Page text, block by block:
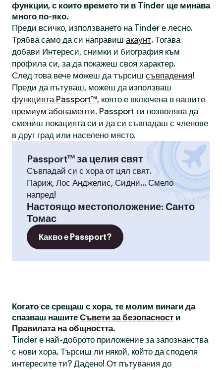
функции, с които времето ти в Tinder ще минава
много по-яко.
Преди всичко, използването на Tinder е лесно.
Трябва само да си направиш акаунт. Тогава
добави Интереси, снимки и биография към
профила си, за да покажеш своя характер.
След това вече можеш да търсиш съвпадения!
Преди да пътуваш, можеш да използваш
функцията Passport™, която е включена в нашите
премиум абонаменти. Passport ти позволява да
смениш локацията си и да си съвпадаш с членове
в друг град или населено място.
Passport™ за целия свят
Съвпадай си с хора от цял свят.
Париж, Лос Анджелис, Сидни... Смело
напред!
Настоящо местоположение: Санто
Томас
Какво е Passport?
Когато се срещаш с хора, те молим винаги да
спазваш нашите Съвети за безопасност и
Правилата на общността.
Tinder е най-доброто приложение за запознанства
с нови хора. Търсиш ли някой, който да споделя
интересите ти? Дадено! От пътувания до